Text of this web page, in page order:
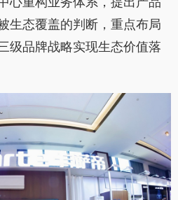
生态覆盖的判断，重点布局
级品牌战略实现生态价值落